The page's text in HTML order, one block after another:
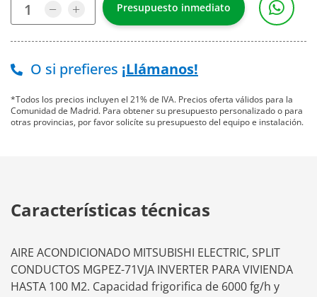
O si prefieres ¡Llámanos!
*Todos los precios incluyen el 21% de IVA. Precios oferta válidos para la
Comunidad de Madrid. Para obtener su presupuesto personalizado o para
otras provincias, por favor solicíte su presupuesto del equipo e instalación.
Características técnicas
AIRE ACONDICIONADO MITSUBISHI ELECTRIC, SPLIT
CONDUCTOS MGPEZ-71VJA INVERTER PARA VIVIENDA
HASTA 100 M2. Capacidad frigorifica de 6000 fg/h y